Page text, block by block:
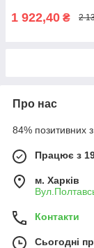
1 922,40 ₴ 2
Про нас
84% позитивних з
Працює з
м. Харків
Контакти
Сьогодні